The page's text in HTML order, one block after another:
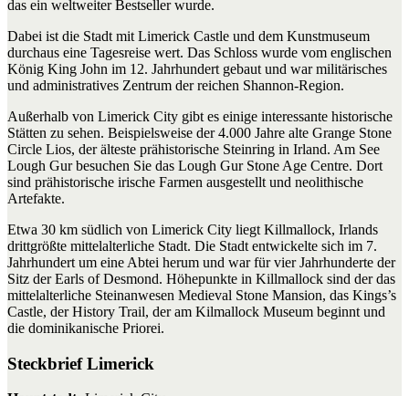
das ein weltweiter Bestseller wurde.
Dabei ist die Stadt mit Limerick Castle und dem Kunstmuseum
durchaus eine Tagesreise wert. Das Schloss wurde vom englischen
König King John im 12. Jahrhundert gebaut und war militärisches
und administratives Zentrum der reichen Shannon-Region.
Außerhalb von Limerick City gibt es einige interessante historische
Stätten zu sehen. Beispielsweise der 4.000 Jahre alte Grange Stone
Circle Lios, der älteste prähistorische Steinring in Irland. Am See
Lough Gur besuchen Sie das Lough Gur Stone Age Centre. Dort
sind prähistorische irische Farmen ausgestellt und neolithische
Artefakte.
Etwa 30 km südlich von Limerick City liegt Killmallock, Irlands
drittgrößte mittelalterliche Stadt. Die Stadt entwickelte sich im 7.
Jahrhundert um eine Abtei herum und war für vier Jahrhunderte der
Sitz der Earls of Desmond. Höhepunkte in Killmallock sind der das
mittelalterliche Steinanwesen Medieval Stone Mansion, das Kings’s
Castle, der History Trail, der am Kilmallock Museum beginnt und
die dominikanische Priorei.
Steckbrief Limerick